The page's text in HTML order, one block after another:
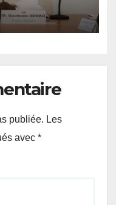
publiée. Les
avec *